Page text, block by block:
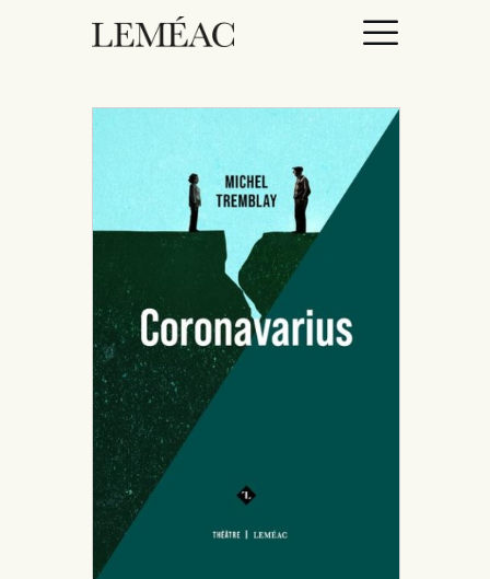
CATALOGUE
AUTEURICES
DROITS / RIGHTS
À PROPOS